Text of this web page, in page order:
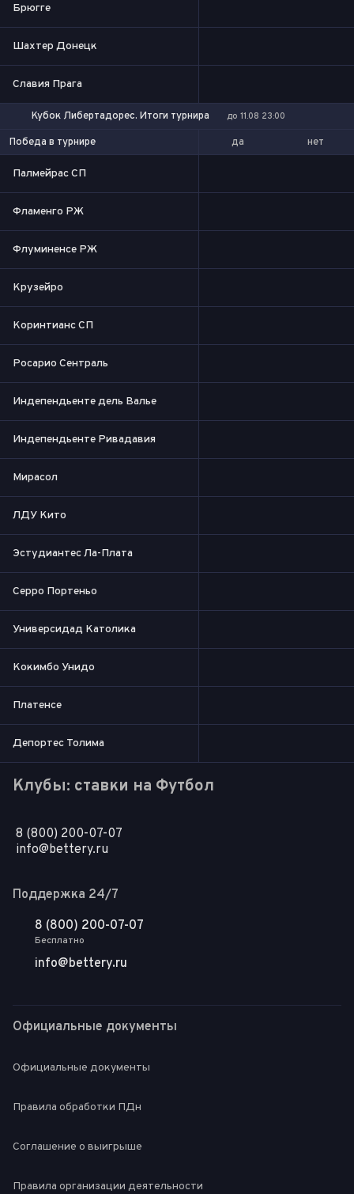
Брюгге
Шахтер Донецк
Славия Прага
Кубок Либертадорес. Итоги турнира до 11.08 23:00
Победа в турнире да нет
Палмейрас СП
Фламенго РЖ
Флуминенсе РЖ
Крузейро
Коринтианс СП
Росарио Сентраль
Индепендьенте дель Валье
Индепендьенте Ривадавия
Мирасол
ЛДУ Кито
Эстудиантес Ла-Плата
Серро Портеньо
Универсидад Католика
Кокимбо Унидо
Платенсе
Депортес Толима
Клубы: ставки на Футбол
8 (800) 200-07-07
info@bettery.ru
Поддержка 24/7
8 (800) 200-07-07
Бесплатно
info@bettery.ru
Официальные документы
Официальные документы
Правила обработки ПДн
Соглашение о выигрыше
Правила организации деятельности